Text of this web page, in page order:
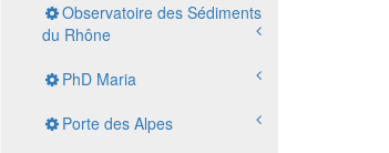
Observatoire des Sédiments
du Rhône
PhD Maria
Porte des Alpes